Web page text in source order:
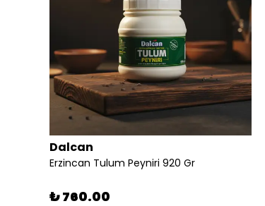
Dalcan
Erzincan Tulum Peyniri 920 Gr
₺ 760.00